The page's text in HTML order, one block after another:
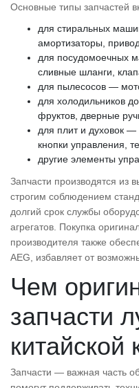
Основные типы запчастей
для стиральных
амортизаторы,
для посудомоечных
сливные шланги,
для пылесосов —
для холодильников
фруктов, дверные
для плит и духовок —
кнопки управления,
другие элементы
Запчасти производятся из
строгим соблюдением
долгий срок службы
агрегатов. Покупка
производителя также
AEG, избавляет от
Чем
запчасти
китайской
Запчасти — важная часть